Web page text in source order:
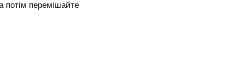
потім перемішайте